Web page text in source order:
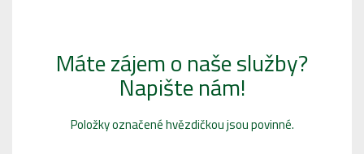
Máte zájem o naše služby?
Napište nám!
Položky označené hvězdičkou jsou povinné.